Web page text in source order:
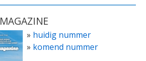
» huidig nummer
» komend nummer